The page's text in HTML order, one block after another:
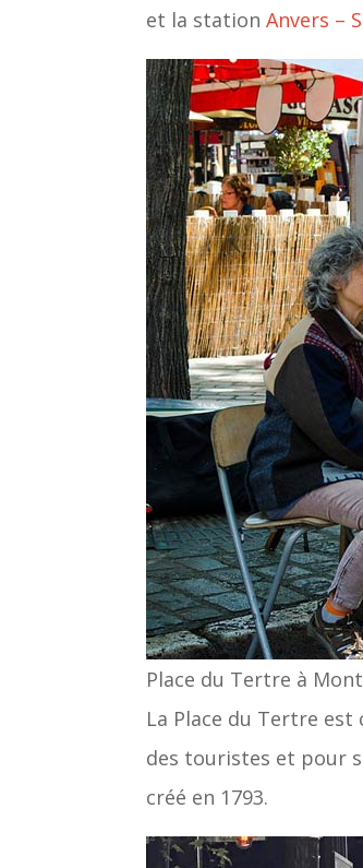
et la stationAnvers –
Place du Tertre à
La Place du Tertre
des touristes et pour
créé en 1793.